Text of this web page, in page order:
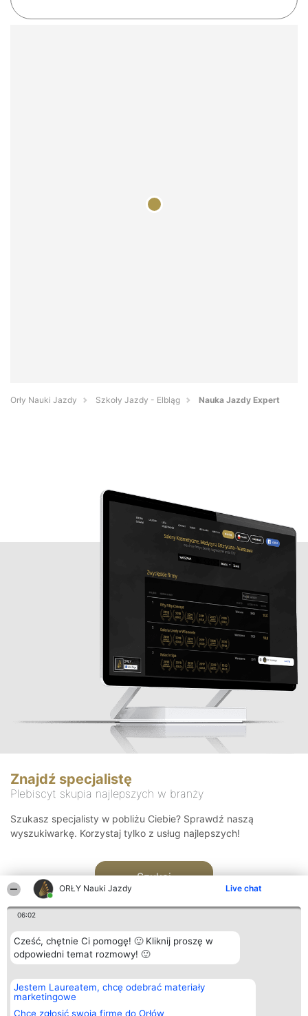
ORŁY Nauki Jazdy Live chat
06:02
Cześć, chętnie Ci pomogę! 🙂 Kliknij proszę w
odpowiedni temat rozmowy! 🙂
Jestem Laureatem, chcę odebrać materiały
marketingowe
Chcę zgłosić swoją firmę do Orłów
Orły Nauki Jazdy Szkoły Jazdy - Elbląg Nauka Jazdy Expert
Znajdź specjalistę
Plebiscyt skupia najlepszych w branży
Szukasz specjalisty w pobliżu Ciebie? Sprawdź naszą
wyszukiwarkę. Korzystaj tylko z usług najlepszych!
Szukaj
Organizator plebiscytu
Bright Side Solutions sp. z o.
o. sp. k.
ul. Ruska 22
Plebiscyt
Laureaci
wszystkich
Kontakt
Kontakt